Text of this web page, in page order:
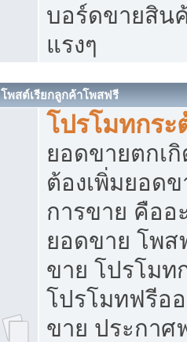
บอร์ดขายสิน
แรงๆ
โพสต์เรียกลูกค้าโพสฟรี
โปรโมทกร
ยอดขายตกเ
ต้องเพิ่มยอด
การขาย คืออ
ยอดขาย โพส
ขาย โปรโมท
โปรโมทฟรีอ
ขาย ประกาศ